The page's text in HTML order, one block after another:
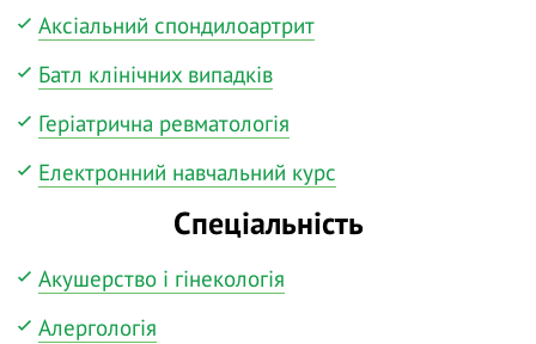
Аксіальний спондилоартрит
Батл клінічних випадків
Геріатрична ревматологія
Електронний навчальний курс
Спеціальність
Акушерство і гінекологія
Алергологія